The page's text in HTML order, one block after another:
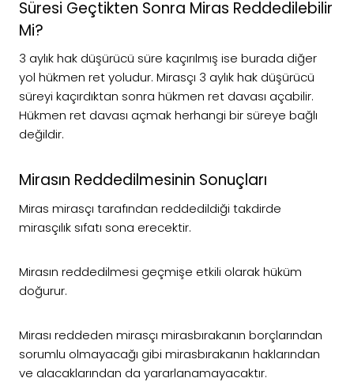
Süresi Geçtikten Sonra Miras Reddedilebilir
Mi?
3 aylık hak düşürücü süre kaçırılmış ise burada diğer
yol hükmen ret yoludur. Mirasçı 3 aylık hak düşürücü
süreyi kaçırdıktan sonra hükmen ret davası açabilir.
Hükmen ret davası açmak herhangi bir süreye bağlı
değildir.
Mirasın Reddedilmesinin Sonuçları
Miras mirasçı tarafından reddedildiği takdirde
mirasçılık sıfatı sona erecektir.
Mirasın reddedilmesi geçmişe etkili olarak hüküm
doğurur.
Mirası reddeden mirasçı mirasbırakanın borçlarından
sorumlu olmayacağı gibi mirasbırakanın haklarından
ve alacaklarından da yararlanamayacaktır.